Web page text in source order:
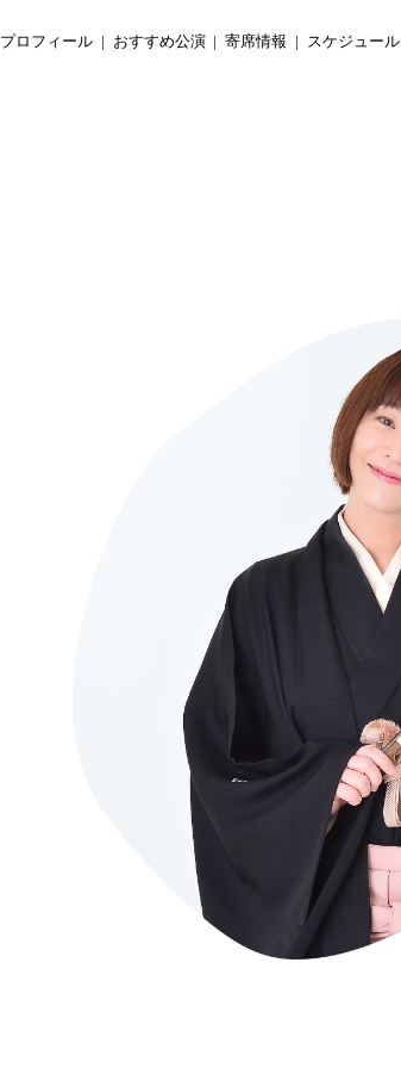
プロフィール おすすめ公演 寄席情報 スケジュール